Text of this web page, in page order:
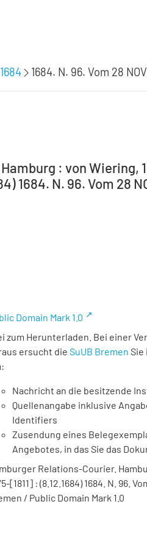
1684 1684. N. 96. Vom 28
: von Wiering,
1684. N. 96. Vom 28
Domain Mark 1.0
zum Herunterladen. Bei einer
ersucht die SuUB Bremen Sie
Nachricht an die besitzende
Quellenangabe inklusive
Identifiers
Zusendung eines
Angebotes, in das Sie das
Relations-Courier.
[1811] : (8.12.1684) 1684. N. 96.
/ Public Domain Mark 1.0